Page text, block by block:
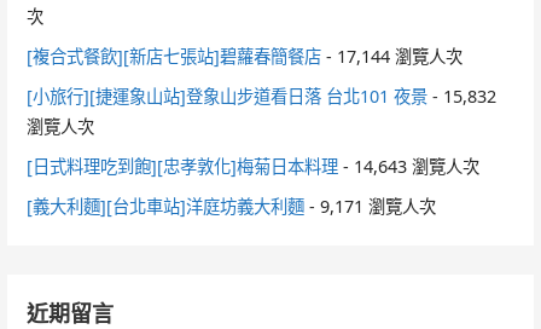
次
[複合式餐飲][新店七張站]碧蘿春簡餐店 - 17,144 瀏覽人次
[小旅行][捷運象山站]登象山步道看日落 台北101 夜景 - 15,832
瀏覽人次
[日式料理吃到飽][忠孝敦化]梅菊日本料理 - 14,643 瀏覽人次
[義大利麵][台北車站]洋庭坊義大利麵 - 9,171 瀏覽人次
近期留言